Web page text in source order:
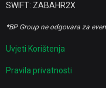
SWIFT: ZABAHR2X
*BP Group ne odgovara za
Uvjeti Korištenja
Pravila privatnosti